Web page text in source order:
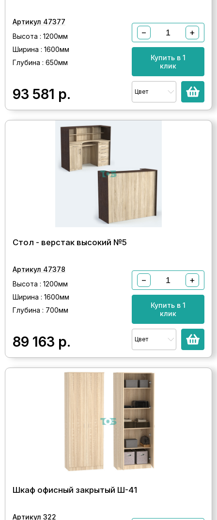
Артикул 47377
Высота : 1200мм
Ширина : 1600мм
Глубина : 650мм
93 581 р.
− +
Купить в 1
клик
Цвет
Стол - верстак высокий №5
Артикул 47378
Высота : 1200мм
Ширина : 1600мм
Глубина : 700мм
89 163 р.
− +
Купить в 1
клик
Цвет
Шкаф офисный закрытый Ш-41
Артикул 322